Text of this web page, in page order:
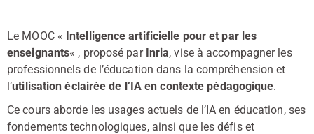
Le MOOC « Intelligence artificielle pour et par les
enseignants« , proposé par Inria, vise à accompagner les
professionnels de l’éducation dans la compréhension et
l’utilisation éclairée de l’IA en contexte pédagogique.
Ce cours aborde les usages actuels de l’IA en éducation, ses
fondements technologiques, ainsi que les défis et